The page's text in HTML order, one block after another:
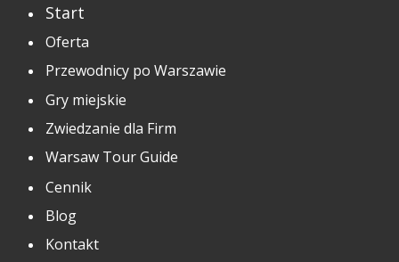
Start
Oferta
Przewodnicy po Warszawie
Gry miejskie
Zwiedzanie dla Firm
Warsaw Tour Guide
Cennik
Blog
Kontakt